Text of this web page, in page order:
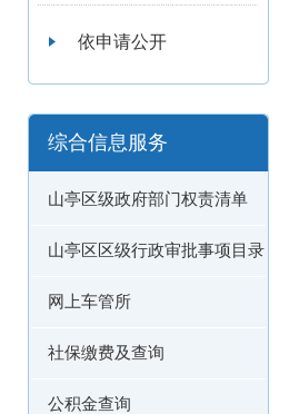
依申请公开
综合信息服务
山亭区级政府部门权责清单
山亭区区级行政审批事项目录
网上车管所
社保缴费及查询
公积金查询